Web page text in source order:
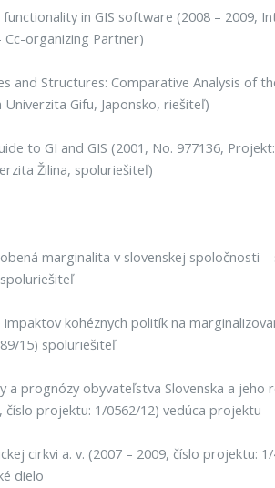
in GIS software (2008 – 2009,
Cc-organizing Partner)
and Structures: Comparative Analysis of
Gifu, Japonsko, riešiteľ)
to GI and GIS (2001, No. 977136,
Žilina, spoluriešiteľ)
marginalita v slovenskej spoločnosti
kohéznych politík na
15) spoluriešiteľ
a prognózy obyvateľstva Slovenska a
číslo projektu: 1/0562/12) vedúca projektu
cirkvi a. v. (2007 – 2009, číslo projektu:
dielo